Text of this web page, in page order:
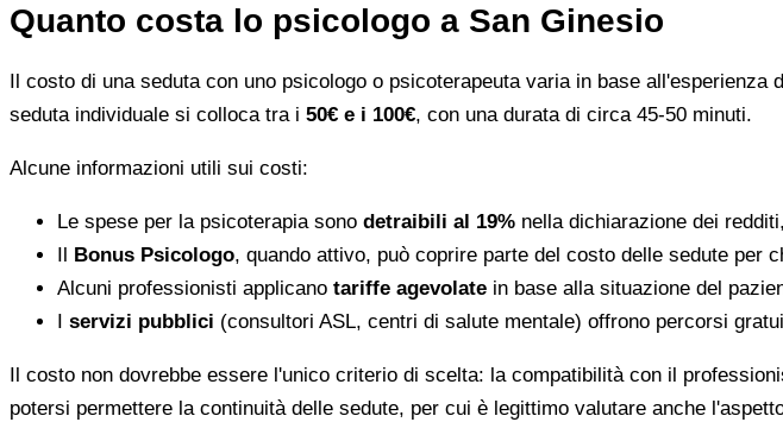
Quanto costa lo psicologo a San Ginesio
Il costo di una seduta con uno psicologo o psicoterapeuta varia in base
seduta individuale si colloca tra i 50€ e i 100€, con una durata di circa 45-50 minuti.
Alcune informazioni utili sui costi:
Le spese per la psicoterapia sono detraibili al 19% nella dichiarazione dei
Il Bonus Psicologo, quando attivo, può coprire parte del costo delle sedute per
Alcuni professionisti applicano tariffe agevolate in base alla situazione del
I servizi pubblici (consultori ASL, centri di salute mentale) offrono percorsi
Il costo non dovrebbe essere l'unico criterio di scelta: la compatibilità con il
potersi permettere la continuità delle sedute, per cui è legittimo valutare anche